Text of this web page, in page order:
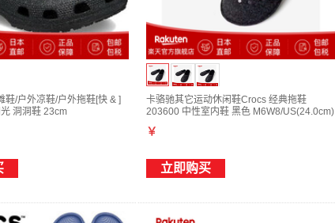
鞋/户外凉鞋/户外拖鞋[快 & ]
洞洞鞋 23cm
卡骆驰其它运动休闲鞋Crocs 经典拖鞋
203600 中性室内鞋 黑色 M6W8/US(24.0cm)
￥
立即购买